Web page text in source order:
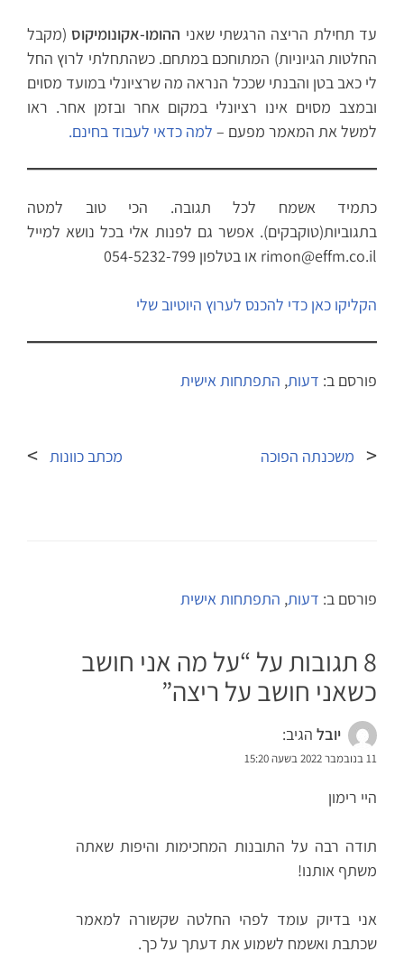
עד תחילת הריצה הרגשתי שאני ההומו-אקונומיקוס (מקבל
החלטות הגיוניות) המתוחכם במתחם. כשהתחלתי לרוץ החל
לי כאב בטן והבנתי שככל הנראה מה שרציונלי במועד מסוים
ובמצב מסוים אינו רציונלי במקום אחר ובזמן אחר. ראו
למשל את המאמר מפעם – למה כדאי לעבוד בחינם.
כתמיד אשמח לכל תגובה. הכי טוב למטה
בתגוביות(טוקבקים). אפשר גם לפנות אלי בכל נושא למייל
rimon@effm.co.il או בטלפון 054-5232-799
הקליקו כאן כדי להכנס לערוץ היוטיוב שלי
פורסם ב: דעות, התפתחות אישית
משכנתה הפוכה מכתב כוונות
פורסם ב: דעות, התפתחות אישית
8 תגובות על “
על מה אני חושב
כשאני חושב על ריצה”
יובל הגיב:
11 בנובמבר 2022 בשעה 15:20
היי רימון
תודה רבה על התובנות המחכימות והיפות שאתה
משתף אותנו!
אני בדיוק עומד לפהי החלטה שקשורה למאמר
שכתבת ואשמח לשמוע את דעתך על כך.